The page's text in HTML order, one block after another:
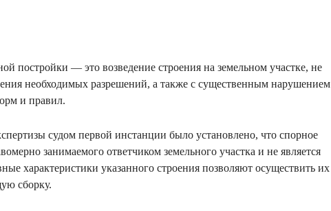
постройки — это возведение строения на земельном участке, не
необходимых разрешений, а также с существенным нарушением
и правил.
судом первой инстанции было установлено, что спорное
занимаемого ответчиком земельного участка и не является
характеристики указанного строения позволяют осуществить их
сборку.